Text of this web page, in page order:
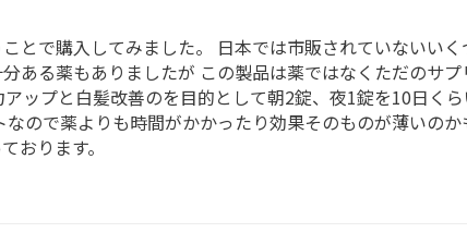
とで購入してみました。 日本では市販されていないい
ある薬もありましたが この製品は薬ではなくただのサ
アップと白髪改善のを目的として朝2錠、夜1錠を10日く
なので薬よりも時間がかかったり効果そのものが薄いの
おります。